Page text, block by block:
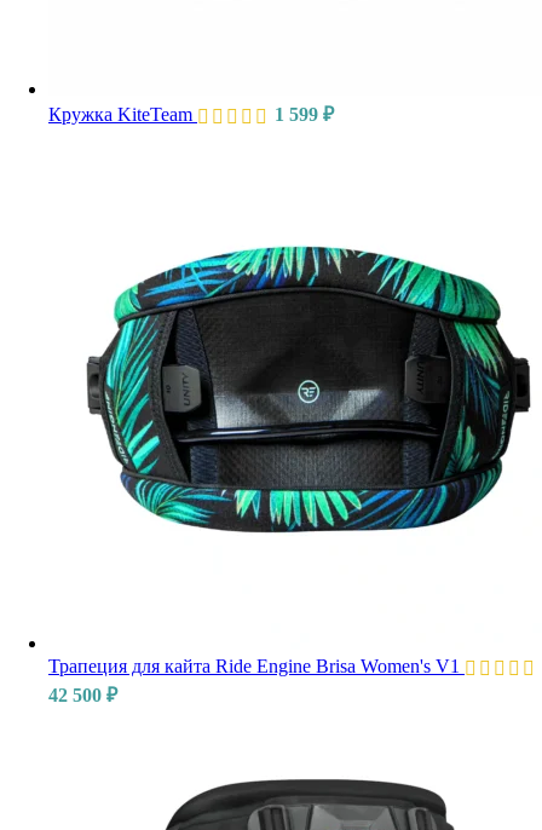
Кружка KiteTeam 1 599 ₽
Трапеция для кайта Ride Engine Brisa Women's V1
42 500 ₽